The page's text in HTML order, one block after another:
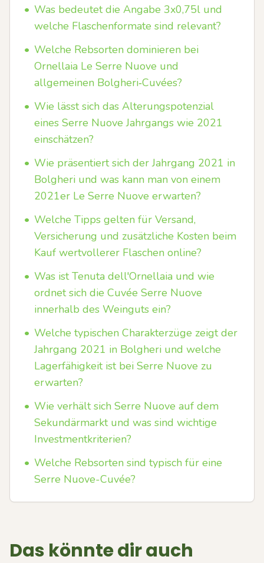
• Was bedeutet die Angabe 3x0,75l und
welche Flaschenformate sind relevant?
• Welche Rebsorten dominieren bei
Ornellaia Le Serre Nuove und
allgemeinen Bolgheri‑Cuvées?
• Wie lässt sich das Alterungspotenzial
eines Serre Nuove Jahrgangs wie 2021
einschätzen?
• Wie präsentiert sich der Jahrgang 2021 in
Bolgheri und was kann man von einem
2021er Le Serre Nuove erwarten?
• Welche Tipps gelten für Versand,
Versicherung und zusätzliche Kosten beim
Kauf wertvollerer Flaschen online?
• Was ist Tenuta dell'Ornellaia und wie
ordnet sich die Cuvée Serre Nuove
innerhalb des Weinguts ein?
• Welche typischen Charakterzüge zeigt der
Jahrgang 2021 in Bolgheri und welche
Lagerfähigkeit ist bei Serre Nuove zu
erwarten?
• Wie verhält sich Serre Nuove auf dem
Sekundärmarkt und was sind wichtige
Investmentkriterien?
• Welche Rebsorten sind typisch für eine
Serre Nuove-Cuvée?
Das könnte dir auch